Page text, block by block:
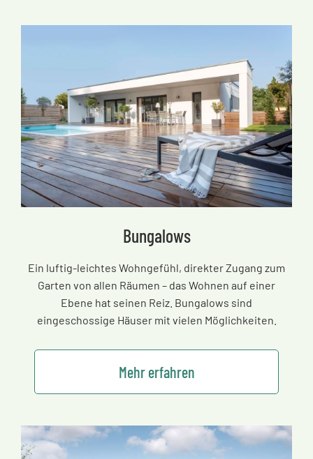
Bungalows
Ein luftig-leichtes Wohngefühl, direkter Zugang zum
Garten von allen Räumen – das Wohnen auf einer
Ebene hat seinen Reiz. Bungalows sind
eingeschossige Häuser mit vielen Möglichkeiten.
Mehr erfahren